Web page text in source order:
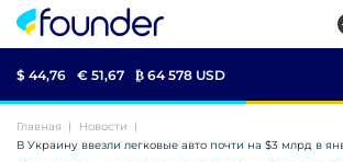
$ 44,76 € 51,67 ₿ 64 578 USD
Главная
Новости
В Украину ввезли легковые авто почти на $3 млрд в